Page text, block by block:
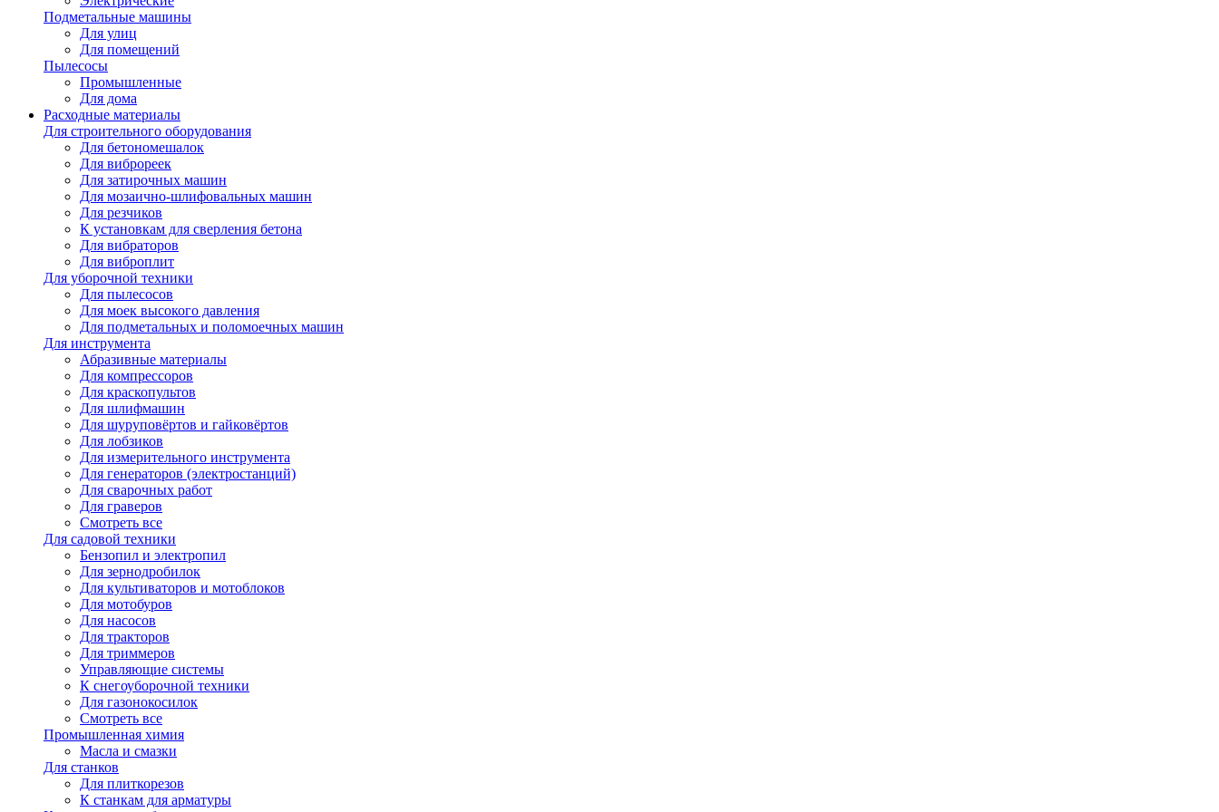
Подметальные машины
Для улиц
Для помещений
Пылесосы
Промышленные
Для дома
Расходные материалы
Для строительного оборудования
Для бетономешалок
Для виброреек
Для затирочных машин
Для мозаично-шлифовальных машин
Для резчиков
К установкам для сверления бетона
Для вибраторов
Для виброплит
Для уборочной техники
Для пылесосов
Для моек высокого давления
Для подметальных и поломоечных машин
Для инструмента
Абразивные материалы
Для компрессоров
Для краскопультов
Для шлифмашин
Для шуруповёртов и гайковёртов
Для лобзиков
Для измерительного инструмента
Для генераторов (электростанций)
Для сварочных работ
Для граверов
Смотреть все
Для садовой техники
Бензопил и электропил
Для зернодробилок
Для культиваторов и мотоблоков
Для мотобуров
Для насосов
Для тракторов
Для триммеров
Управляющие системы
К снегоуборочной техники
Для газонокосилок
Смотреть все
Промышленная химия
Масла и смазки
Для станков
Для плиткорезов
К станкам для арматуры